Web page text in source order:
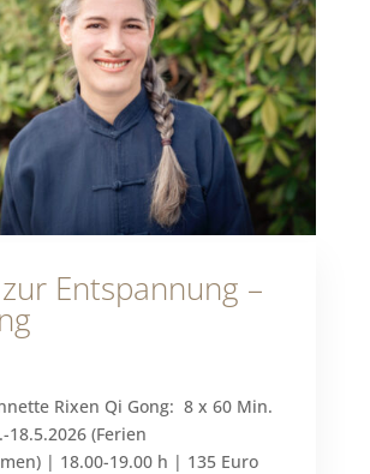
Entspannung –
Rixen Qi Gong: 8 x 60 Min.
18.5.2026 (Ferien
| 18.00-19.00 h | 135 Euro